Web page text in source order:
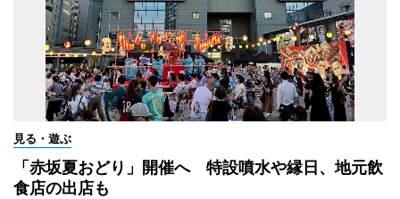
見る・遊ぶ
「赤坂夏おどり」開催へ 特設噴水や縁日、地元飲
食店の出店も